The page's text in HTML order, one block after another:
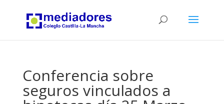
Conferencia sobre
seguros vinculados a